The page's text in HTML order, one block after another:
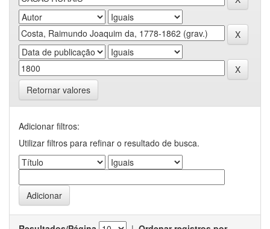
Retornar valores
Adicionar filtros:
Utilizar filtros para refinar o resultado de busca.